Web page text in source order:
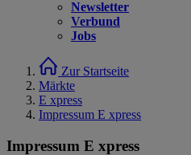
Newsletter
Verbund
Jobs
Zur Startseite
Märkte
E xpress
Impressum E xpress
Impressum E xpress